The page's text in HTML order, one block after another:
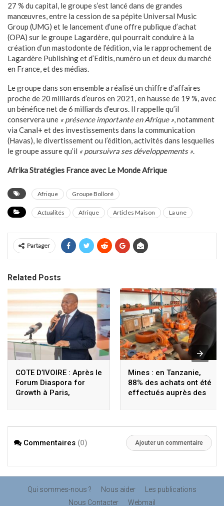
27 % du capital, le groupe s’est lancé dans de grandes
manœuvres, entre la cession de sa pépite Universal Music
Group (UMG) et le lancement d’une offre publique d’achat
(OPA) sur le groupe Lagardère, qui pourrait conduire à la
création d’un mastodonte de l’édition, via le rapprochement de
Lagardère Publishing et d’Editis, numéro un et deux du marché
en France, et des médias.
Le groupe dans son ensemble a réalisé un chiffre d’affaires
proche de 20 milliards d’euros en 2021, en hausse de 19 %, avec
un bénéfice net de 6 milliards d’euros. Il rappelle qu’il
conservera une « présence importante en Afrique », notamment
via Canal+ et des investissements dans la communication
(Havas), le divertissement ou l’édition, activités dans lesquelles
le groupe assure qu’il « poursuivra ses développements ».
Afrika Stratégies France avec Le Monde Afrique
Afrique Groupe Bolloré
Actualités Afrique Articles Maison La une
Partager
Related Posts
COTE D’IVOIRE : Après le
Forum Diaspora for
Growth à Paris,
Sigmicom à Abidjan
Mines : en Tanzanie,
88% des achats ont été
effectués auprès des
Commentaires (0) Ajouter un commentaire
Qui sommes-nous ? Nous aider
Les publications
Nous Contacter
Webmail